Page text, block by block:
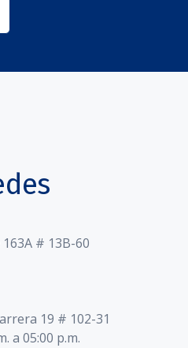
# 13B-60
19 # 102-31
a 05:00 p.m.